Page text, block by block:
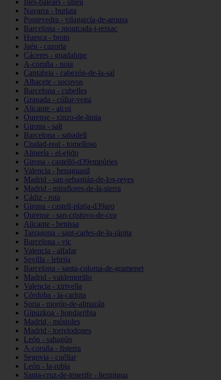
Illes-balears - sineu
Navarra - burlata
Pontevedra - vilagarcía-de-arousa
Barcelona - montcada-i-reixac
Huesca - broto
Jaén - cazorla
Cáceres - guadalupe
A-coruña - noia
Cantabria - cabezón-de-la-sal
Albacete - socovos
Barcelona - cubelles
Granada - cúllar-vega
Alicante - alcoi
Ourense - xinzo-de-limia
Girona - salt
Barcelona - sabadell
Ciudad-real - tomelloso
Almería - el-ejido
Girona - castelló-d39empúries
Valencia - benaguasil
Madrid - san-sebastián-de-los-reyes
Madrid - miraflores-de-la-sierra
Cádiz - rota
Girona - castell-platja-d39aro
Ourense - san-cristovo-de-cea
Alicante - benissa
Tarragona - sant-carles-de-la-ràpita
Barcelona - vic
Valencia - alfafar
Sevilla - lebrija
Barcelona - santa-coloma-de-gramenet
Madrid - valdemorillo
Valencia - xirivella
Córdoba - la-carlota
Soria - morón-de-almazán
Gipuzkoa - hondarribia
Madrid - móstoles
Madrid - torrelodones
León - sahagún
A-coruña - fisterra
Segovia - cuéllar
León - la-robla
Santa-cruz-de-tenerife - hermigua